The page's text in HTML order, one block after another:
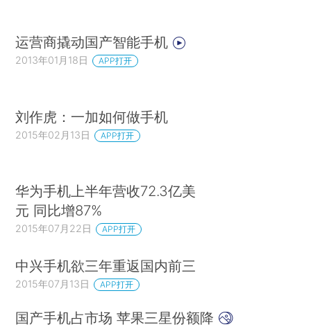
运营商撬动国产智能手机
2013年01月18日 APP打开
刘作虎：一加如何做手机
2015年02月13日 APP打开
华为手机上半年营收72.3亿美
元 同比增87%
2015年07月22日 APP打开
中兴手机欲三年重返国内前三
2015年07月13日 APP打开
国产手机占市场 苹果三星份额降